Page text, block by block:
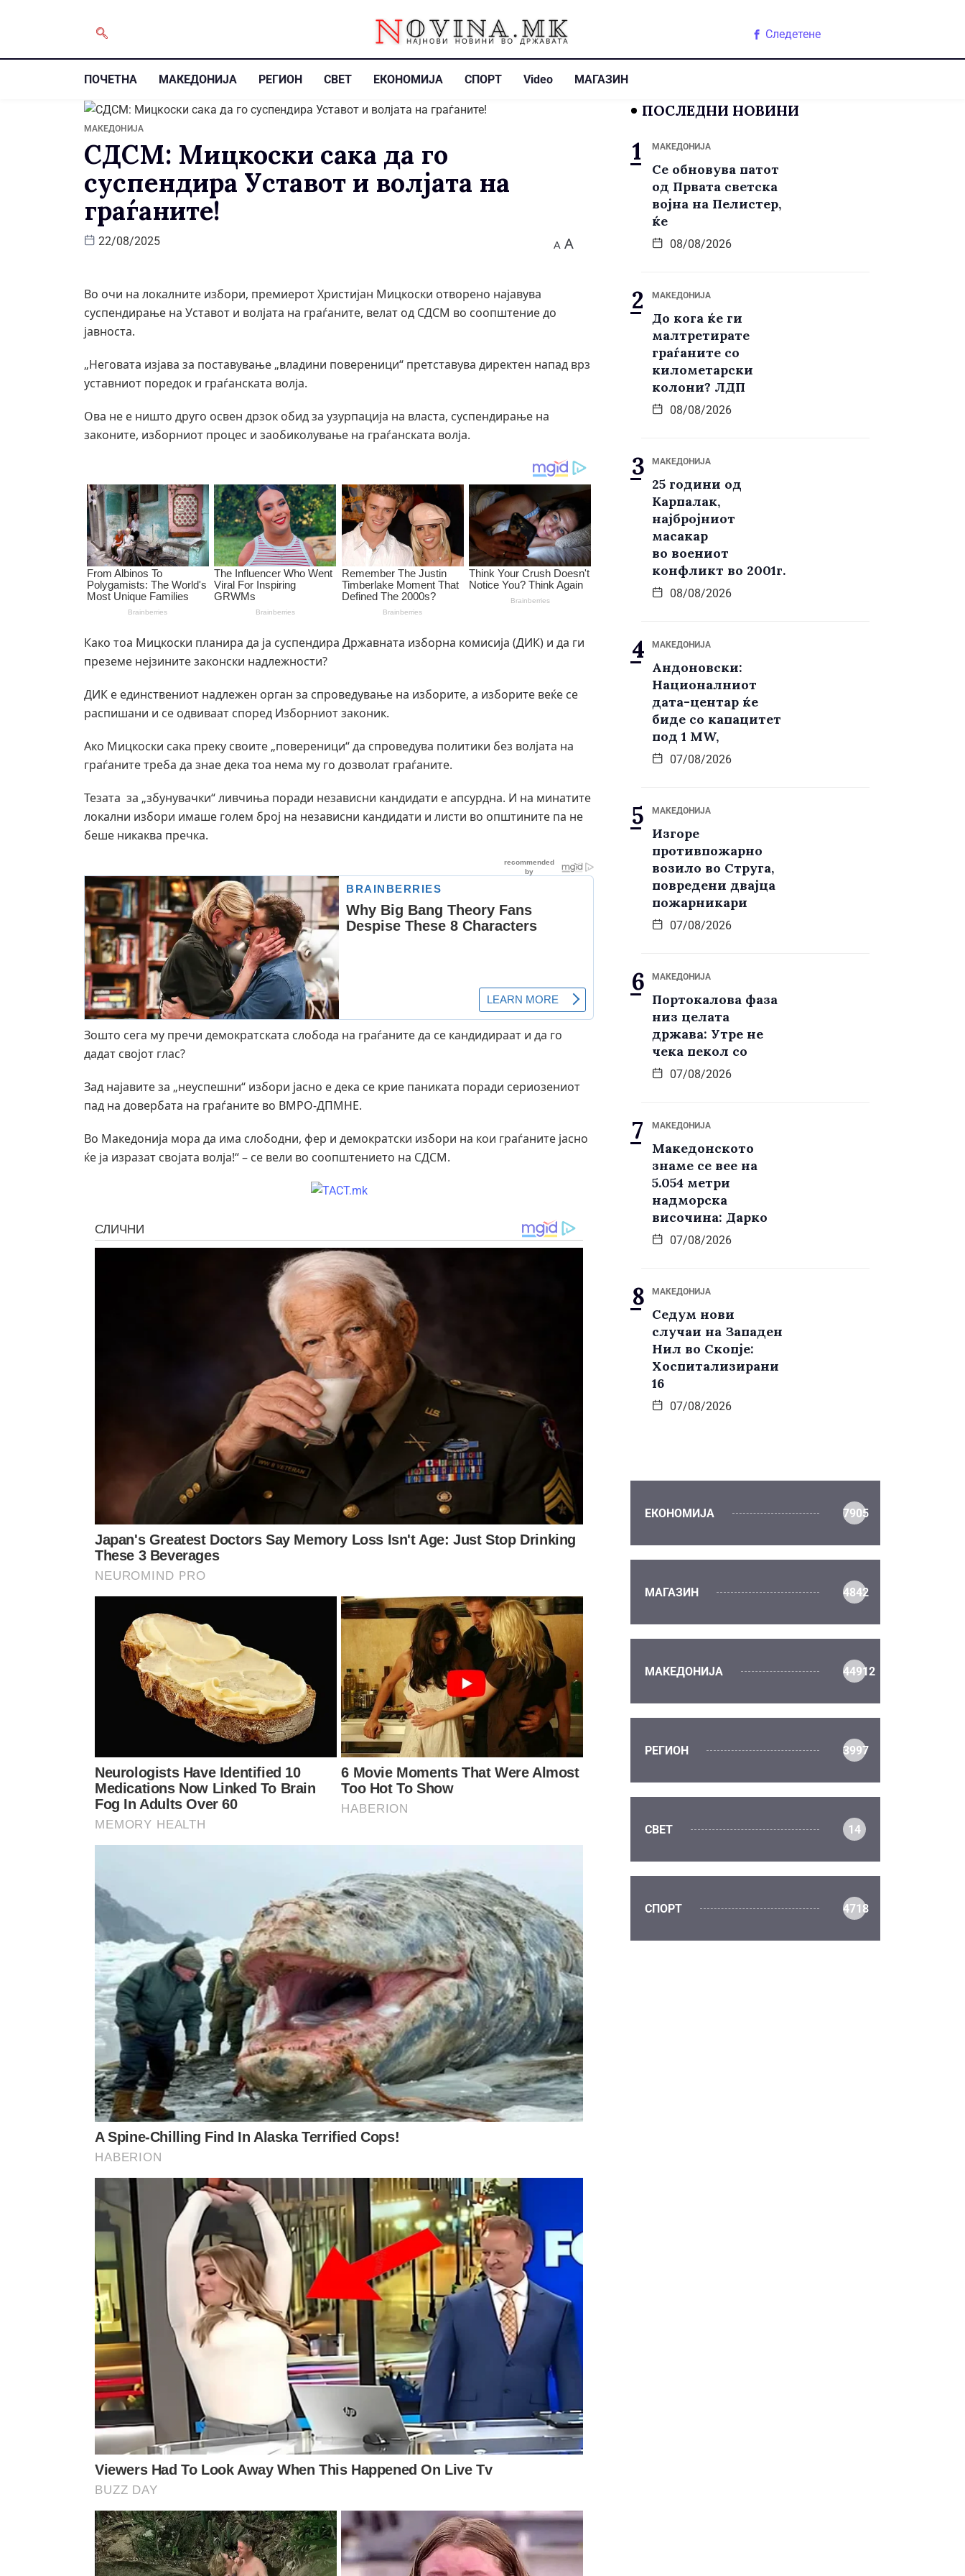
Следетене
ПОЧЕТНА МАКЕДОНИЈА РЕГИОН СВЕТ ЕКОНОМИЈА СПОРТ Video МАГАЗИН
МАКЕДОНИЈА
СДСМ: Мицкоски сака да го
суспендира Уставот и волјата на
граѓаните!
22/08/2025 A A
Во очи на локалните избори, премиерот Христијан Мицкоски отворено најавува
суспендирање на Уставот и волјата на граѓаните, велат од СДСМ во соопштение до
јавноста.
„Неговата изјава за поставување „владини повереници“ претставува директен напад врз
уставниот поредок и граѓанската волја.
Ова не е ништо друго освен дрзок обид за узурпација на власта, суспендирање на
законите, изборниот процес и заобиколување на граѓанската волја.
Како тоа Мицкоски планира да ја суспендира Државната изборна комисија (ДИК) и да ги
преземе нејзините законски надлежности?
ДИК е единствениот надлежен орган за спроведување на изборите, а изборите веќе се
распишани и се одвиваат според Изборниот законик.
Ако Мицкоски сака преку своите „повереници“ да спроведува политики без волјата на
граѓаните треба да знае дека тоа нема му го дозволат граѓаните.
Тезата за „збунувачки“ ливчиња поради независни кандидати е апсурдна. И на минатите
локални избори имаше голем број на независни кандидати и листи во општините па не
беше никаква пречка.
Зошто сега му пречи демократската слобода на граѓаните да се кандидираат и да го
дадат својот глас?
Зад најавите за „неуспешни“ избори јасно е дека се крие паниката поради сериозениот
пад на довербата на граѓаните во ВМРО-ДПМНЕ.
Во Македонија мора да има слободни, фер и демократски избори на кои граѓаните јасно
ќе ја изразат својата волја!“ – се вели во соопштението на СДСМ.
ПОСЛЕДНИ НОВИНИ
МАКЕДОНИЈА
Се обновува патот
од Првата светска
војна на Пелистер,
ќе
08/08/2026
МАКЕДОНИЈА
До кога ќе ги
малтретирате
граѓаните со
километарски
колони? ЛДП
08/08/2026
МАКЕДОНИЈА
25 години од
Карпалак,
најбројниот
масакар
во воениот
конфликт во 2001г.
08/08/2026
МАКЕДОНИЈА
Андоновски:
Националниот
дата-центар ќе
биде со капацитет
под 1 MW,
07/08/2026
МАКЕДОНИЈА
Изгоре
противпожарно
возило во Струга,
повредени двајца
пожарникари
07/08/2026
МАКЕДОНИЈА
Портокалова фаза
низ целата
држава: Утре не
чека пекол со
07/08/2026
МАКЕДОНИЈА
Македонското
знаме се вее на
5.054 метри
надморска
височина: Дарко
07/08/2026
МАКЕДОНИЈА
Седум нови
случаи на Западен
Нил во Скопје:
Хоспитализирани
16
07/08/2026
ЕКОНОМИЈА 7905
МАГАЗИН 4842
МАКЕДОНИЈА 44912
РЕГИОН 3997
СВЕТ 14
СПОРТ 4718